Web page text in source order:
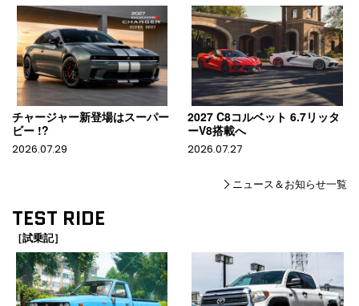
チャージャー新登場はスーパー
ビー !?
2026.07.29
2027 C8コルベット 6.7リッタ
ーV8搭載へ
2026.07.27
ニュース＆お知らせ一覧
TEST RIDE
［試乗記］